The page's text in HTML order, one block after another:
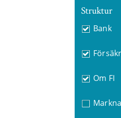
Struktur
Bank
Om FI